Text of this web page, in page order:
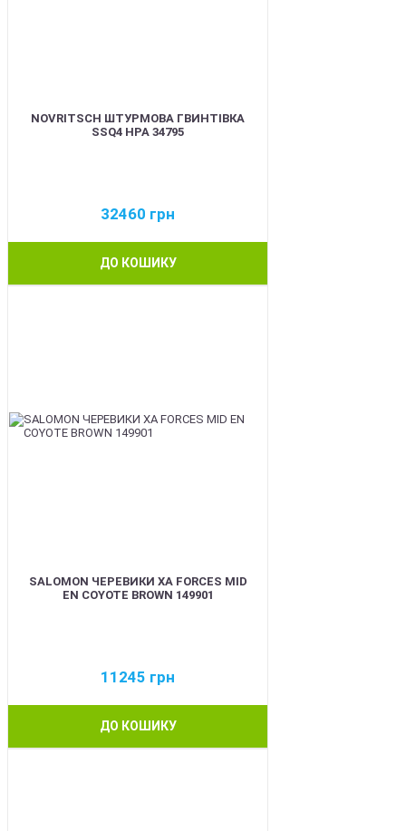
NOVRITSCH ШТУРМОВА ГВИНТІВКА
SSQ4 HPA 34795
32460 грн
ДО КОШИКУ
SALOMON ЧЕРЕВИКИ XA FORCES MID
EN COYOTE BROWN 149901
11245 грн
ДО КОШИКУ